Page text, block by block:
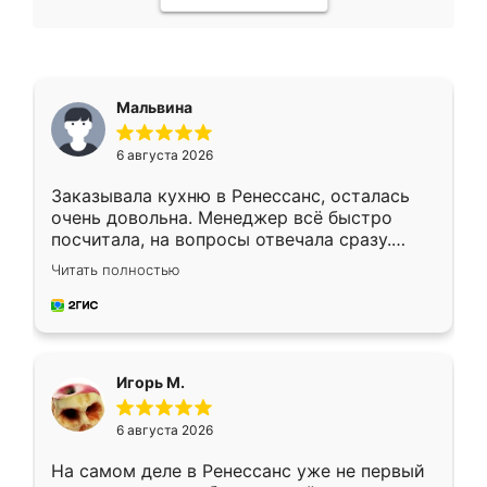
Мальвина
6 августа 2026
Заказывала кухню в Ренессанс, осталась
очень довольна. Менеджер всё быстро
посчитала, на вопросы отвечала сразу.
Замерщик приехал в субботу, подошёл к
делу со всей ответственностью. Собрали
за день, ребята работали аккуратно, даже
Читать полностью
Игорь М.
6 августа 2026
На самом деле в Ренессанс уже не первый